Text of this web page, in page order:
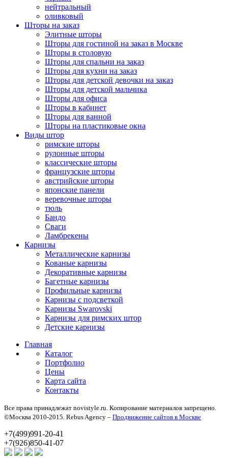
нейтральный
оливковый
Шторы на заказ
Элитные шторы
Шторы для гостиной на заказ в Москве
Шторы в столовую
Шторы для спальни на заказ
Шторы для кухни на заказ
Шторы для детской девочки на заказ
Шторы для детской мальчика
Шторы для офиса
Шторы в кабинет
Шторы для ванной
Шторы на пластиковые окна
Виды штор
римские шторы
рулонные шторы
классические шторы
французские шторы
австрийские шторы
японские панели
веревочные шторы
тюль
Бандо
Сваги
Ламбрекены
Карнизы
Металлические карнизы
Кованые карнизы
Декоративные карнизы
Багетные карнизы
Профильные карнизы
Карнизы с подсветкой
Карнизы Swarovski
Карнизы для римских штор
Детские карнизы
Главная
Каталог
Портфолио
Цены
Карта сайта
Контакты
Все права принадлежат novistyle.ru. Копирование материалов запрещено.
©Москва 2010-2015. Rebus Agency – Продвижение сайтов в Москве
+7(499)991-20-41
+7(926)850-41-07